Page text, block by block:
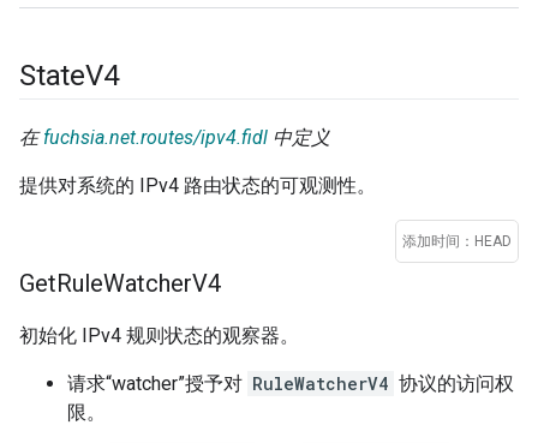
StateV4
在fuchsia.net.routes/ipv4.fidl 中定义
提供对系统的 IPv4 路由状态的可观测性。
添加时间：HEAD
GetRuleWatcherV4
初始化 IPv4 规则状态的观察器。
请求“watcher”授予对 RuleWatcherV4 协议的访问权
限。